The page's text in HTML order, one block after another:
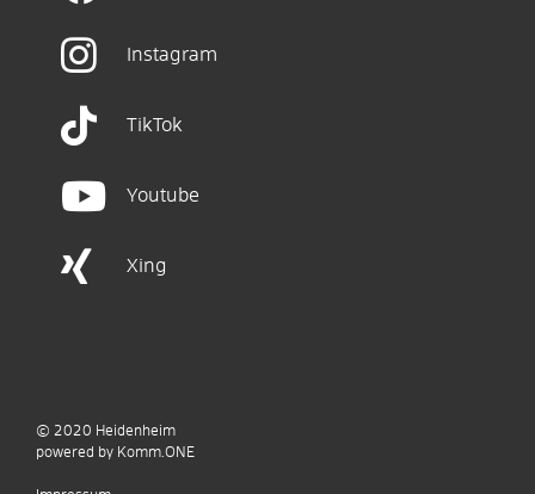
Instagram
TikTok
Youtube
Xing
© 2020 Heidenheim
powered by Komm.ONE